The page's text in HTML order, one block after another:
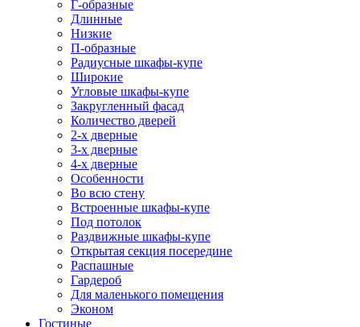
Г-образные
Длинные
Низкие
П-образные
Радиусные шкафы-купе
Широкие
Угловые шкафы-купе
Закругленный фасад
Количество дверей
2-х дверные
3-х дверные
4-х дверные
Особенности
Во всю стену
Встроенные шкафы-купе
Под потолок
Раздвижные шкафы-купе
Открытая секция посередине
Распашные
Гардероб
Для маленького помещения
Эконом
Гостиные